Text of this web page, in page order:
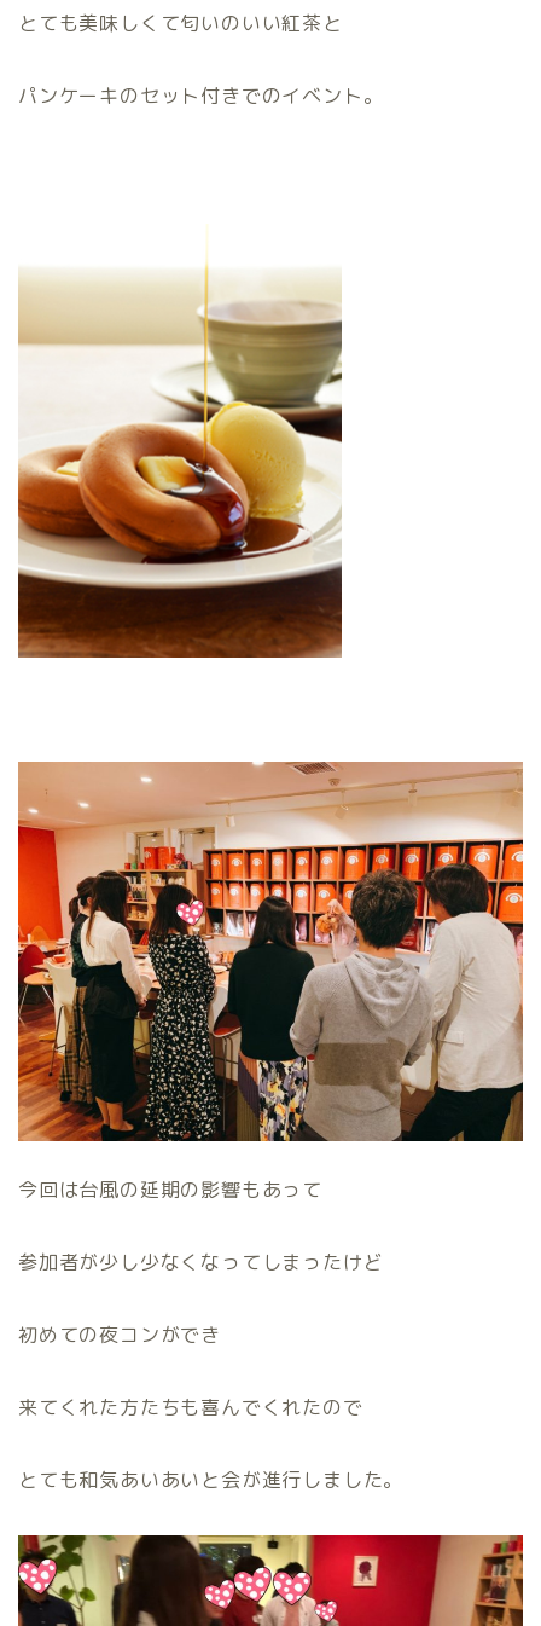
とても美味しくて匂いのいい紅茶と
パンケーキのセット付きでのイベント。
今回は台風の延期の影響もあって
参加者が少し少なくなってしまったけど
初めての夜コンができ
来てくれた方たちも喜んでくれたので
とても和気あいあいと会が進行しました。